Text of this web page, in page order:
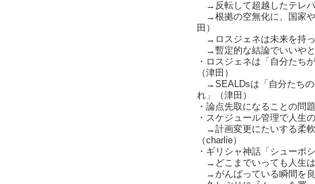
→反転して超越したテレパ
→根拠の空無化に、国家や
田）
→ロスジェネは未来を持っ
→暫定的な結論でいいや
・ロスジェネは「自分たち
（津田）
→SEALDsは「自分たちの
れ」（津田）
・論点先取になることの問
・スケジュール管理で人生
→計画変更にたいする柔軟
（charlie）
・ギリシャ神話「シューポ
→どこまでいっても人生
→がんばっている瞬間を